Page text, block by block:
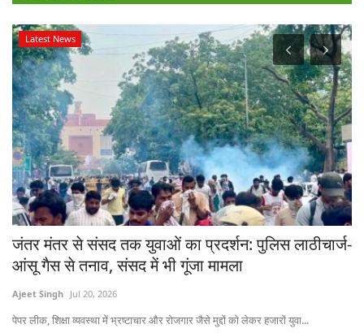
Latest News
जंतर मंतर से संसद तक युवाओं का प्रदर्शन: पुलिस लाठीचार्ज-
आंसू गैस से तनाव, संसद में भी गूंजा मामला
Ajeet Singh Jul 20, 2026
पेपर लीक, शिक्षा व्यवस्था में भ्रष्टाचार और रोजगार जैसे मुद्दों को लेकर हजारों युवा...